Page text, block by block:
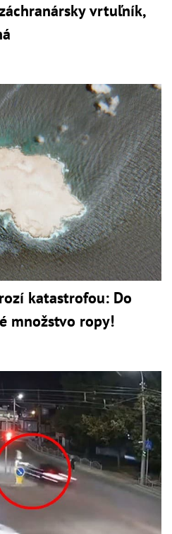
vrtuľník,
katastrofou: Do
množstvo ropy!